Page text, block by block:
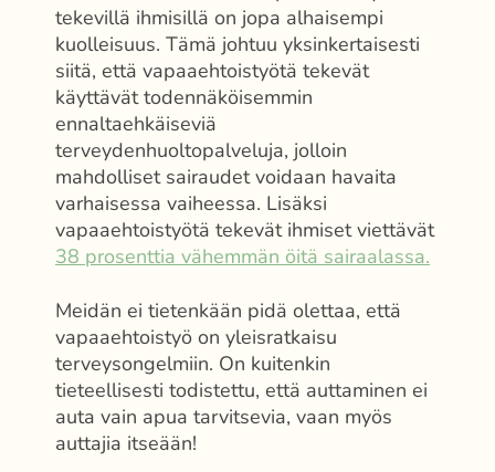
tekevillä ihmisillä on jopa alhaisempi
kuolleisuus. Tämä johtuu yksinkertaisesti
siitä, että vapaaehtoistyötä tekevät
käyttävät todennäköisemmin
ennaltaehkäiseviä
terveydenhuoltopalveluja, jolloin
mahdolliset sairaudet voidaan havaita
varhaisessa vaiheessa. Lisäksi
vapaaehtoistyötä tekevät ihmiset viettävät
38 prosenttia vähemmän öitä sairaalassa.
Meidän ei tietenkään pidä olettaa, että
vapaaehtoistyö on yleisratkaisu
terveysongelmiin. On kuitenkin
tieteellisesti todistettu, että auttaminen ei
auta vain apua tarvitsevia, vaan myös
auttajia itseään!